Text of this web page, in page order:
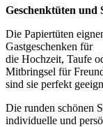
Geschenktüten
Die Papiertüten
Gastgeschenken für
die Hochzeit, Taufe
Mitbringsel für
sind sie perfekt
Die runden schönen
individuelle und